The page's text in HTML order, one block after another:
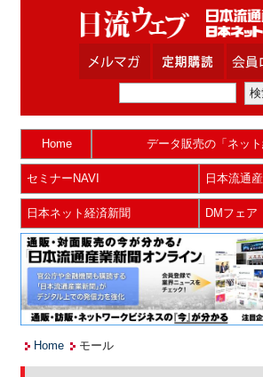
Home データ販売の「ネット
セミナーNAVI 日本流通
日本ネット経済新聞 DMフェア
Home モール